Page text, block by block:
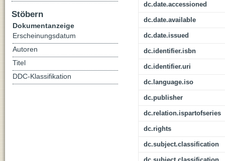
dc.date.accessioned
dc.date.available
dc.date.issued
dc.identifier.isbn
dc.identifier.uri
dc.language.iso
dc.publisher
dc.relation.ispartofseries
dc.rights
dc.subject.classification
Stöbern
Dokumentanzeige
Erscheinungsdatum
Autoren
Titel
DDC-Klassifikation